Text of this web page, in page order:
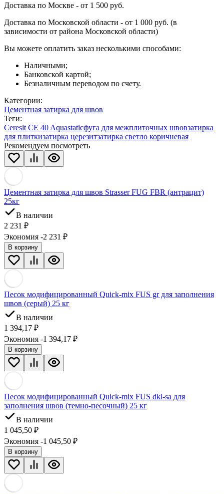
Доставка по Москве - от 1 500 руб.
Доставка по Московской области - от 1 000 руб. (в
зависимости от района Московской области)
Вы можете оплатить заказ несколькими способами:
Наличными;
Банковской картой;
Безналичным переводом по счету.
Категории:
Цементная затирка для швов
Теги:
Ceresit CE 40 Aquastaticфуга для межплиточных швовзатирка
для плиткизатирка церезитзатирка светло коричневая
Рекомендуем посмотреть
Цементная затирка для швов Strasser FUG FBR (антрацит)
25кг
В наличии
2 231 ₽
Экономия -2 231 ₽
В корзину
Песок модифицированный Quick-mix FUS gr для заполнения
швов (серый) 25 кг
В наличии
1 394,17 ₽
Экономия -1 394,17 ₽
В корзину
Песок модифицированный Quick-mix FUS dkl-sa для
заполнения швов (темно-песочный) 25 кг
В наличии
1 045,50 ₽
Экономия -1 045,50 ₽
В корзину